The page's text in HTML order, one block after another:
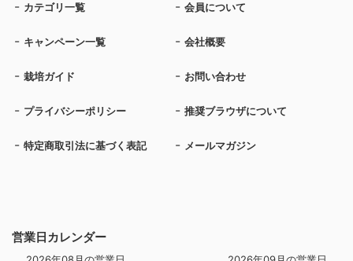
営業日カレンダー
カテゴリ一覧 会員について
キャンペーン一覧 会社概要
栽培ガイド お問い合わせ
プライバシーポリシー 推奨ブラウザについて
特定商取引法に基づく表記 メールマガジン